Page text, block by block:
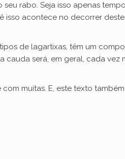
rabo. Seja isso apenas
isso acontece no decorrer
de lagartixas, têm um
cauda será, em geral, cada vez
muitas. E, este texto